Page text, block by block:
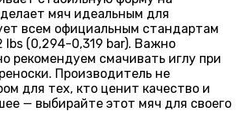
мяч идеальным для
всем официальным стандартам
lbs (0,294-0,319 bar). Важно
рекомендуем смачивать иглу при
Производитель не
для тех, кто ценит качество и
— выбирайте этот мяч для своего